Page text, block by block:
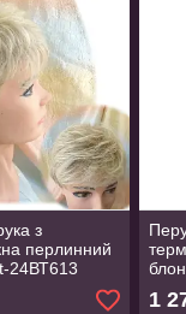
з
перлинний
24ВТ613
1